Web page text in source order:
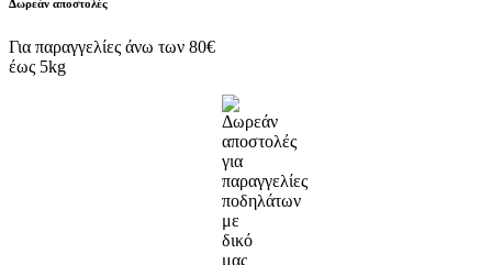
Δωρεάν αποστολές
Για παραγγελίες άνω των 80€
έως 5kg